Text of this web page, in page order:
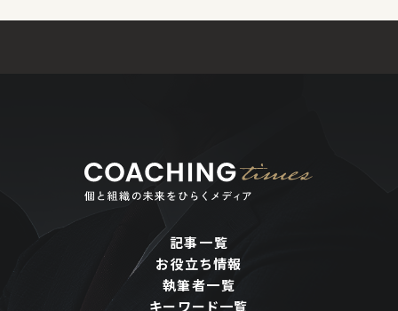
記事一覧
お役立ち情報
執筆者一覧
キーワード一覧